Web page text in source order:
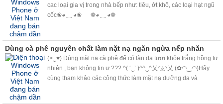
cac loại gia vị trong nhà bếp như: tiêu, ớt khô, các loại hạt ngũ
cốc❀◕ ‿ ◕❀ ❁◕ ‿ ◕❁
Dùng cà phê nguyên chất làm nặt nạ ngăn ngừa nếp nhăn
(>‿♥) Dùng mặt nạ cà phê để có làn da tươi khỏe trắng hồng tự
nhiên , bạn không tin ư ??? ^( ‘‿’ )^^‿^乂◜◬◝乂 (✿◠‿◠)Hãy
cùng tham khảo các công thức làm mặt nạ dưỡng da và